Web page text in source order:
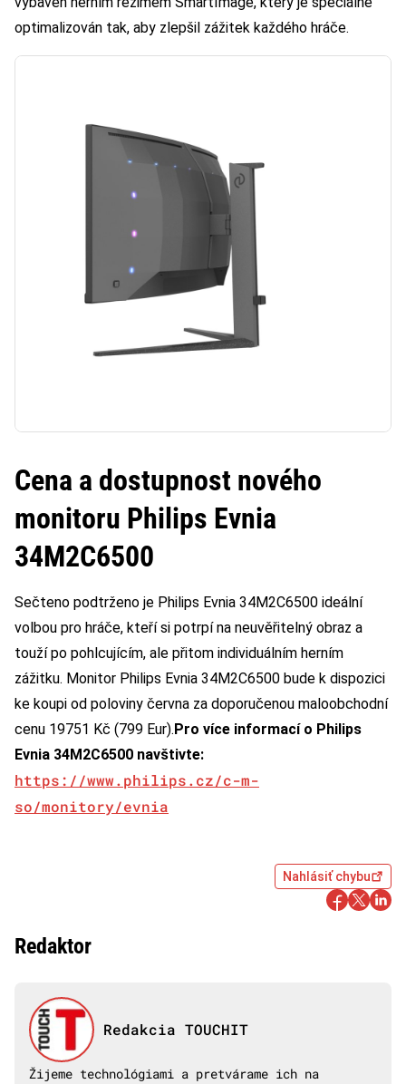
optimalizován tak, aby zlepšil zážitek každého hráče.
Cena a dostupnost nového
monitoru Philips Evnia
34M2C6500
Sečteno podtrženo je Philips Evnia 34M2C6500 ideální
volbou pro hráče, kteří si potrpí na neuvěřitelný obraz a
touží po pohlcujícím, ale přitom individuálním herním
zážitku. Monitor Philips Evnia 34M2C6500 bude k dispozici
ke koupi od poloviny června za doporučenou maloobchodní
cenu 19751 Kč (799 Eur). Pro více informací o Philips
Evnia 34M2C6500 navštivte:
https://www.philips.cz/c-m-
so/monitory/evnia
Nahlásiť chybu
Redaktor
Redakcia TOUCHIT
Žijeme technológiami a pretvárame ich na